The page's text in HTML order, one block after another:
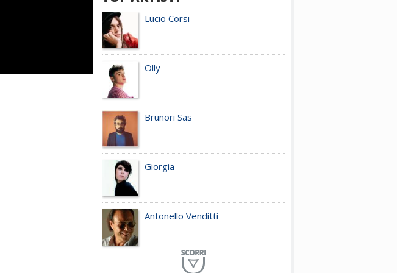
Lucio Corsi
Olly
Brunori Sas
Giorgia
Antonello Venditti
Planet Funk